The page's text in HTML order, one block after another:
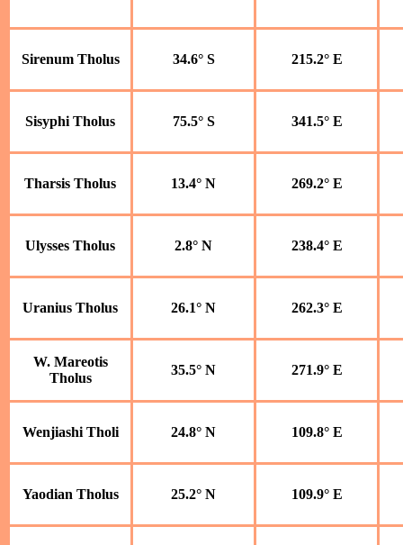
Sirenum Tholus 34.6° S 215.2° E
Sisyphi Tholus 75.5° S 341.5° E
Tharsis Tholus 13.4° N 269.2° E
Ulysses Tholus 2.8° N 238.4° E
Uranius Tholus 26.1° N 262.3° E
W. Mareotis
Tholus
35.5° N 271.9° E
Wenjiashi Tholi 24.8° N 109.8° E
Yaodian Tholus 25.2° N 109.9° E